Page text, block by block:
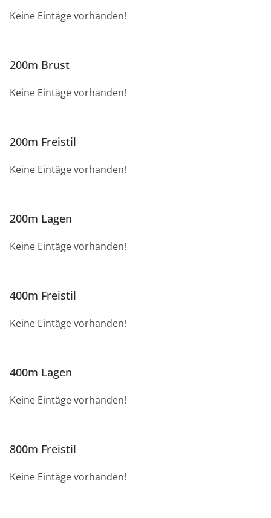
Keine Eintäge vorhanden!
200m Brust
Keine Eintäge vorhanden!
200m Freistil
Keine Eintäge vorhanden!
200m Lagen
Keine Eintäge vorhanden!
400m Freistil
Keine Eintäge vorhanden!
400m Lagen
Keine Eintäge vorhanden!
800m Freistil
Keine Eintäge vorhanden!